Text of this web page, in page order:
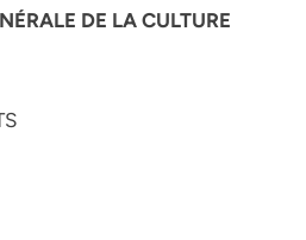
DE LA CULTURE